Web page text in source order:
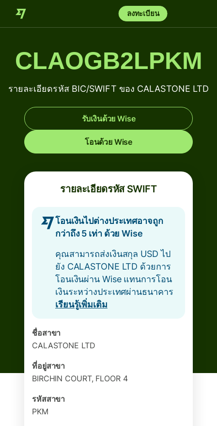
ลงทะเบียน
CLAOGB2LPKM
รายละเอียดรหัส BIC/SWIFT ของ CALASTONE LTD
รับเงินด้วย Wise
โอนด้วย Wise
รายละเอียดรหัส SWIFT
โอนเงินไปต่างประเทศอาจถูก
กว่าถึง 5 เท่า ด้วย Wise
คุณสามารถส่งเงินสกุล USD ไป
ยัง CALASTONE LTD ด้วยการ
โอนเงินผ่าน Wise แทนการโอน
เงินระหว่างประเทศผ่านธนาคาร
เรียนรู้เพิ่มเติม
ชื่อสาขา
CALASTONE LTD
ที่อยู่สาขา
BIRCHIN COURT, FLOOR 4
รหัสสาขา
PKM